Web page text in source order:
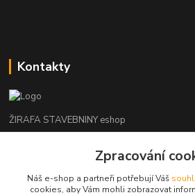
Kontakty
ŽIRAFA STAVEBNINY eshop
+420 312 685 342Zpracování
Náš e-shop a partneři potřebují Váš
cookies, aby Vám mohli zobrazovat